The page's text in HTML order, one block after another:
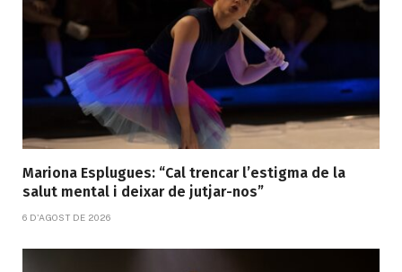
Mariona Esplugues: “Cal trencar l’estigma de la
salut mental i deixar de jutjar-nos”
6 D'AGOST DE 2026